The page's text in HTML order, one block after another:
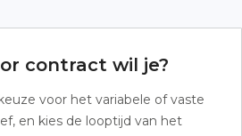
contract wil je?
voor het variabele of vaste
en kies de looptijd van het